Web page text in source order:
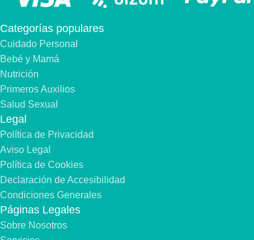
Categorías populares
Cuidado Personal
Bebé y Mamá
Nutrición
Primeros Auxilios
Salud Sexual
Legal
Política de Privacidad
Aviso Legal
Política de Cookies
Declaración de Accesibilidad
Condiciones Generales
Páginas Legales
Sobre Nosotros